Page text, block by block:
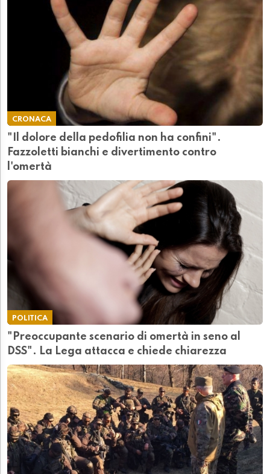
CRONACA
"Il dolore della pedofilia non ha confini".
Fazzoletti bianchi e divertimento contro
l'omertà
POLITICA
"Preoccupante scenario di omertà in seno al
DSS". La Lega attacca e chiede chiarezza